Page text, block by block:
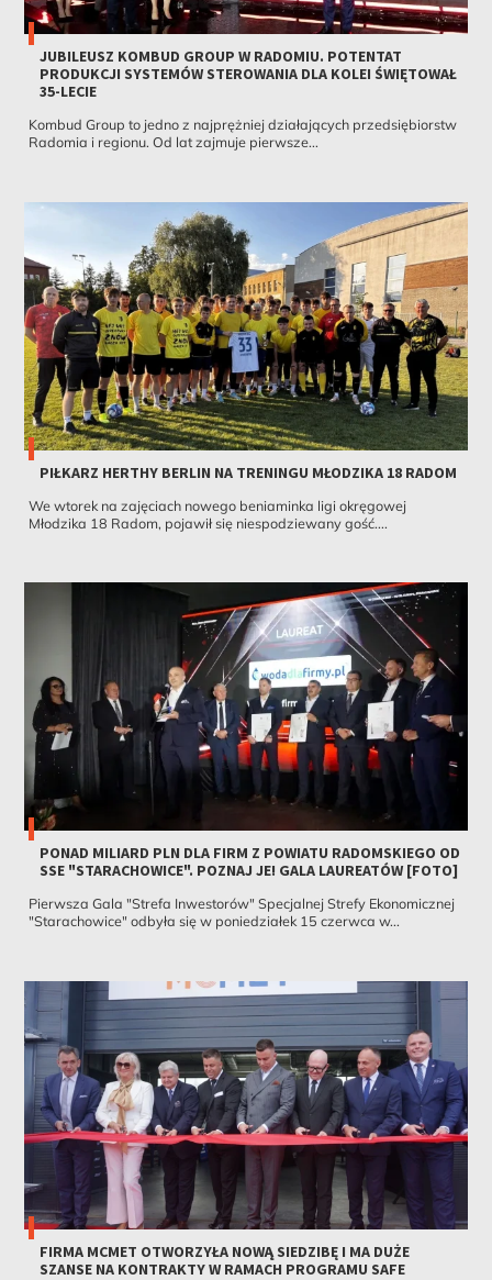
JUBILEUSZ KOMBUD GROUP W RADOMIU. POTENTAT
PRODUKCJI SYSTEMÓW STEROWANIA DLA KOLEI ŚWIĘTOWAŁ
35-LECIE
Kombud Group to jedno z najprężniej działających przedsiębiorstw
Radomia i regionu. Od lat zajmuje pierwsze...
PIŁKARZ HERTHY BERLIN NA TRENINGU MŁODZIKA 18 RADOM
We wtorek na zajęciach nowego beniaminka ligi okręgowej
Młodzika 18 Radom, pojawił się niespodziewany gość....
PONAD MILIARD PLN DLA FIRM Z POWIATU RADOMSKIEGO OD
SSE "STARACHOWICE". POZNAJ JE! GALA LAUREATÓW [FOTO]
Pierwsza Gala "Strefa Inwestorów" Specjalnej Strefy Ekonomicznej
"Starachowice" odbyła się w poniedziałek 15 czerwca w...
FIRMA MCMET OTWORZYŁA NOWĄ SIEDZIBĘ I MA DUŻE
SZANSE NA KONTRAKTY W RAMACH PROGRAMU SAFE